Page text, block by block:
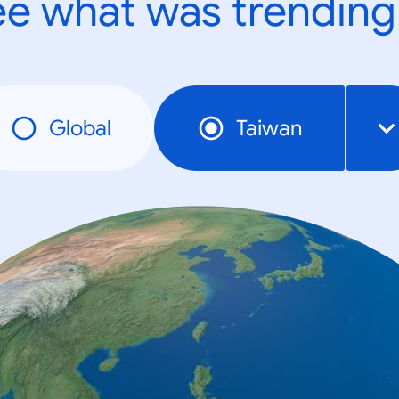
what was
Global Taiwan